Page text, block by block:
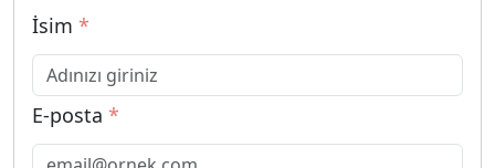
İsim *
E-posta *